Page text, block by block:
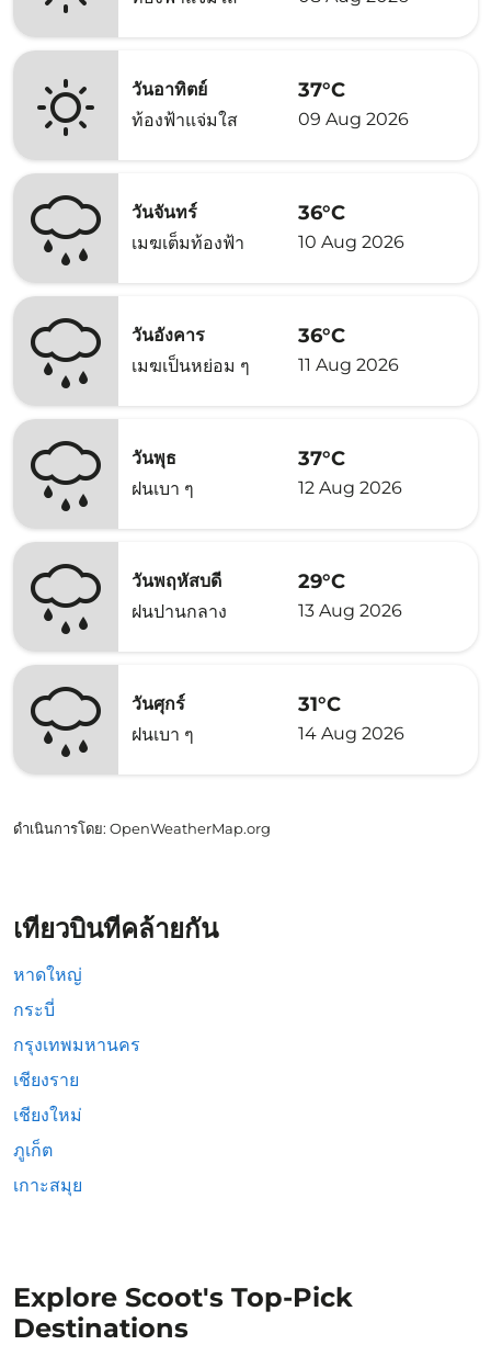
วันอาทิตย์
ท้องฟ้าแจ่มใส
37°C
09 Aug 2026
วันจันทร์
เมฆเต็มท้องฟ้า
36°C
10 Aug 2026
วันอังคาร
เมฆเป็นหย่อม ๆ
36°C
11 Aug 2026
วันพุธ
ฝนเบา ๆ
37°C
12 Aug 2026
วันพฤหัสบดี
ฝนปานกลาง
29°C
13 Aug 2026
วันศุกร์
ฝนเบา ๆ
31°C
14 Aug 2026
ดำเนินการโดย: OpenWeatherMap.org
เที่ยวบินที่คล้ายกัน
หาดใหญ่
กระบี่
กรุงเทพมหานคร
เชียงราย
เชียงใหม่
ภูเก็ต
เกาะสมุย
Explore Scoot's Top-Pick
Destinations